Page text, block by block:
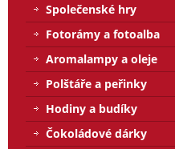
Společenské hry
Fotorámy a fotoalba
Aromalampy a oleje
Polštáře a peřinky
Hodiny a budíky
Čokoládové dárky